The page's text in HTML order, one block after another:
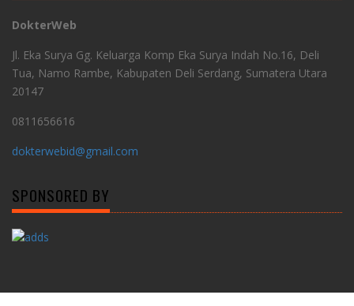
DokterWeb
Jl. Eka Surya Gg. Keluarga Komp Eka Surya Indah No.16, Deli
Tua, Namo Rambe, Kabupaten Deli Serdang, Sumatera Utara
20147
0811656616
dokterwebid@gmail.com
SPONSORED BY